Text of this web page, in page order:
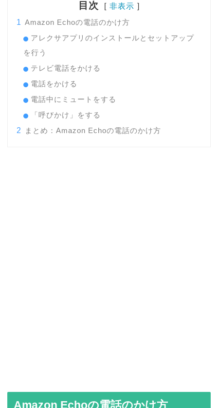
目次
非表示
1 Amazon Echoの電話のかけ方
アレクサアプリのインストールとセットアップ
を行う
テレビ電話をかける
電話をかける
電話中にミュートをする
「呼びかけ」をする
2
まとめ：Amazon Echoの電話のかけ方
Amazon Echoの電話のかけ方